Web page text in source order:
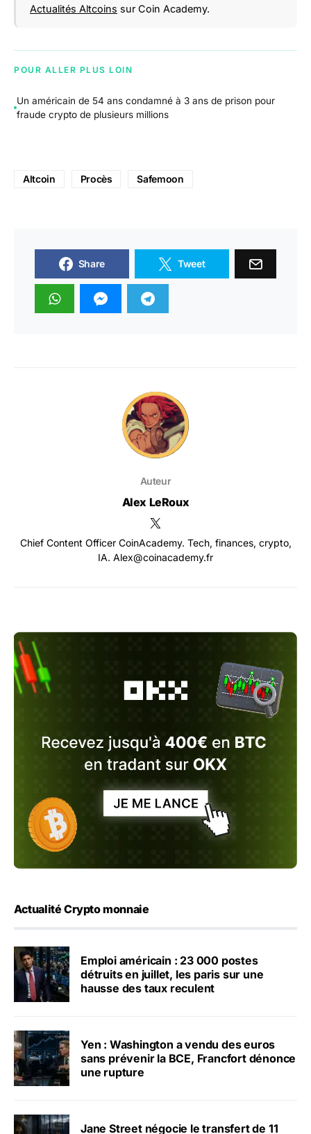
Actualités Altcoins sur Coin Academy.
POUR ALLER PLUS LOIN
Un américain de 54 ans condamné à 3 ans de prison pour
fraude crypto de plusieurs millions
Altcoin Procès Safemoon
Share Tweet
Auteur
Alex LeRoux
Chief Content Officer CoinAcademy. Tech, finances, crypto,
IA. Alex@coinacademy.fr
Actualité Crypto monnaie
Emploi américain : 23 000 postes
détruits en juillet, les paris sur une
hausse des taux reculent
Yen : Washington a vendu des euros
sans prévenir la BCE, Francfort dénonce
une rupture
Jane Street négocie le transfert de 11